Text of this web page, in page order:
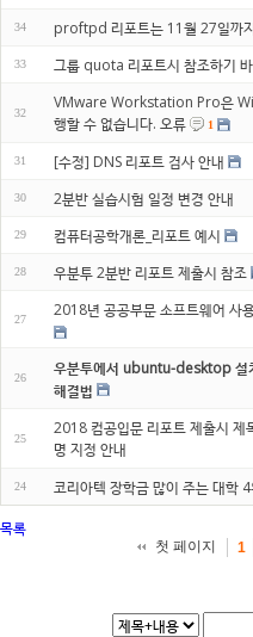
34 proftpd 리포트는 11월 27일까
33 그룹 quota 리포트시 참조하기
32
VMware Workstation Pro은
행할 수 없습니다. 오류
1
31 [수정] DNS 리포트 검사 안내
30 2분반 실습시험 일정 변경 안내
29 컴퓨터공학개론_리포트 예시
28 우분투 2분반 리포트 제출시 참조
27 2018년 공공부문 소프트웨어 사
26
우분투에서 ubuntu-desktop 설
해결법
25
2018 컴공입문 리포트 제출시 제
명 지정 안내
24 코리아텍 장학금 많이 주는 대학 4
목록
첫 페이지 1